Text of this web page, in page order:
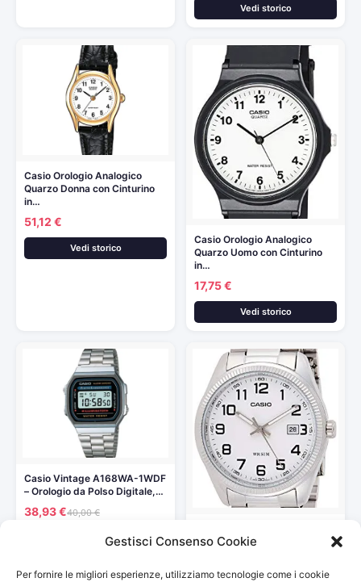
Gestisci Consenso Cookie
Per fornire le migliori esperienze, utilizziamo tecnologie come i cookie
Vedi storico
Casio Orologio Analogico
Quarzo Donna con Cinturino
in…
51,12 €
Vedi storico
Casio Orologio Analogico
Quarzo Uomo con Cinturino
in…
17,75 €
Vedi storico
Casio Vintage A168WA-1WDF
– Orologio da Polso Digitale,…
38,93 €40,00 €
Vedi storico
Quarzo Uomo con Cinturino…